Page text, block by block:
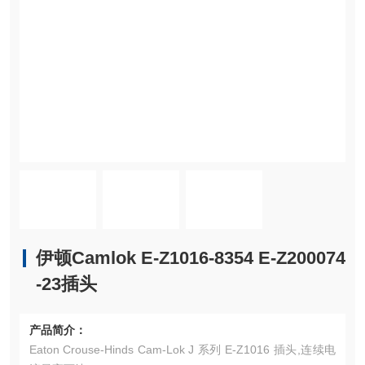
伊顿Camlok E-Z1016-8354 E-Z200074
-23插头
产品简介：
Eaton Crouse-Hinds Cam-Lok J 系列 E-Z1016 插头,连续电